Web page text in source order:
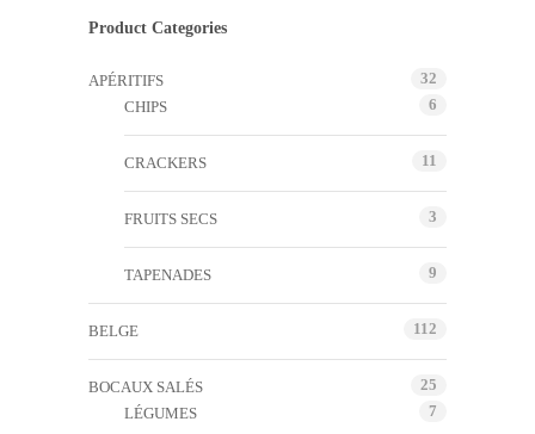
Product Categories
APÉRITIFS
32
CHIPS
6
CRACKERS 11
FRUITS SECS 3
TAPENADES 9
BELGE 112
BOCAUX SALÉS
25
LÉGUMES
7